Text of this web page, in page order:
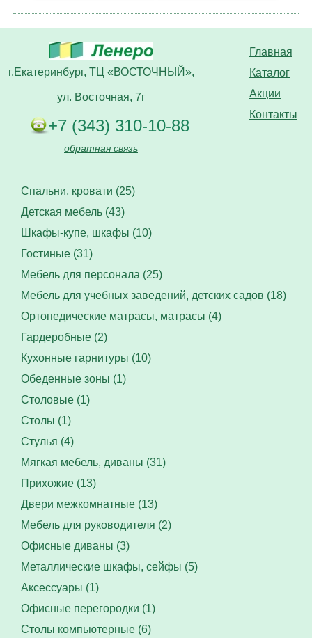
Главная
Каталог
Акции
Контакты
г.Екатеринбург, ТЦ «ВОСТОЧНЫЙ»,
ул. Восточная, 7г
+7 (343) 310-10-88
обратная связь
Спальни, кровати (25)
Детская мебель (43)
Шкафы-купе, шкафы (10)
Гостиные (31)
Мебель для персонала (25)
Мебель для учебных заведений, детских садов (18)
Ортопедические матрасы, матрасы (4)
Гардеробные (2)
Кухонные гарнитуры (10)
Обеденные зоны (1)
Столовые (1)
Столы (1)
Стулья (4)
Мягкая мебель, диваны (31)
Прихожие (13)
Двери межкомнатные (13)
Мебель для руководителя (2)
Офисные диваны (3)
Металлические шкафы, сейфы (5)
Аксессуары (1)
Офисные перегородки (1)
Столы компьютерные (6)